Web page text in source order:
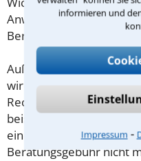
informieren und
Impressum ⁃
Anwalt aus Neu-Ulm
Beratung.
Außerdem gut zu wissen:
wird die
Rechtsanwalts
beispielsweise aufgrund
einem Prozess
Beratungsgebühr nicht